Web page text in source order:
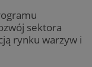
sektora
rynku warzyw i